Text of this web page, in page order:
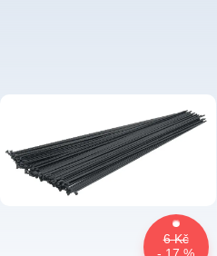
6 Kč